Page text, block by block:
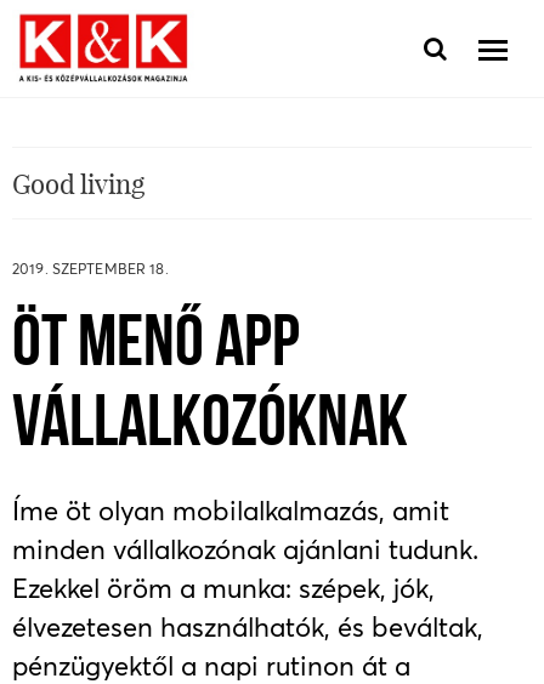
Good living
2019. SZEPTEMBER 18.
ÖT MENŐ APP
VÁLLALKOZÓKNAK
Íme öt olyan mobilalkalmazás, amit
minden vállalkozónak ajánlani tudunk.
Ezekkel öröm a munka: szépek, jók,
élvezetesen használhatók, és beváltak,
pénzügyektől a napi rutinon át a